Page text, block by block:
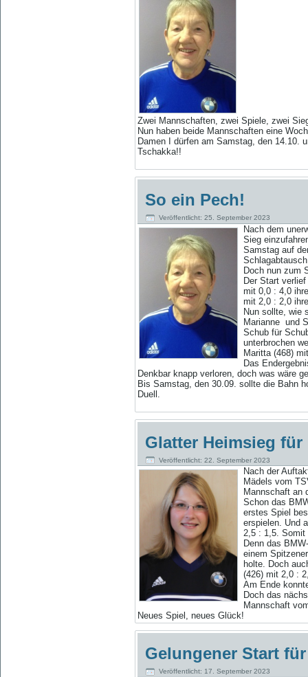
Zwei Mannschaften, zwei Spiele, zwei
Nun haben beide Mannschaften eine
Damen I dürfen am Samstag, den 14.10.
Tschakka!!
So ein Pech!
Veröffentlicht: 25. September 2023
Nach dem
Sieg
Samstag auf
Doch nun zum
Der Start
mit 0,0 : 4,0
mit 2,0 : 2,0
Nun sollte, wie
Marianne und
Schub für
unterbrochen
Maritta (468)
Das
Denkbar knapp verloren, doch was wäre
Bis Samstag, den 30.09. sollte die Bahn
Duell.
Glatter Heimsieg für
Veröffentlicht: 22. September 2023
Nach der
Mädels vom
Mannschaft an
Schon das
erstes Spiel
erspielen. Und
2,5 : 1,5. Somit
Denn das
einem
holte. Doch
(426) mit 2,0 :
Am Ende
Doch das
Mannschaft
Neues Spiel, neues Glück!
Gelungener Start
Veröffentlicht: 17. September 2023